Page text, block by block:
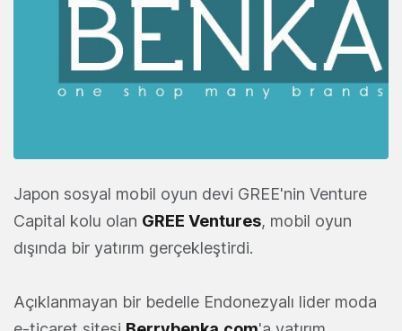
Japon sosyal mobil oyun devi GREE'nin Venture
Capital kolu olan GREE Ventures, mobil oyun
dışında bir yatırım gerçekleştirdi.
Açıklanmayan bir bedelle Endonezyalı lider moda